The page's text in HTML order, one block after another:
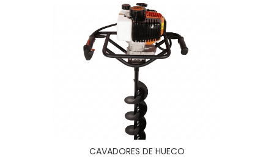
CAVADORES DE HUECO